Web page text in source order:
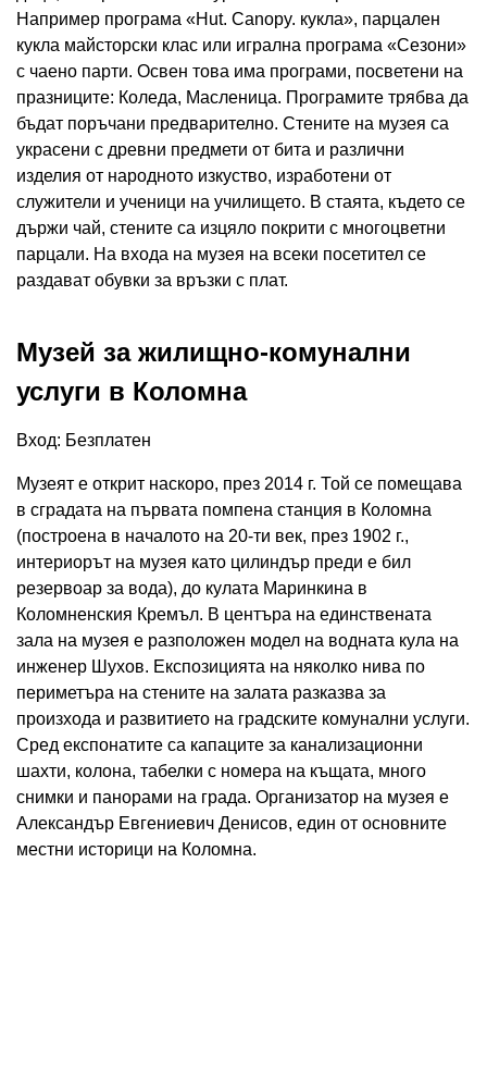
Например програма «Hut. Canopy. кукла», парцален
кукла майсторски клас или игрална програма «Сезони»
с чаено парти. Освен това има програми, посветени на
празниците: Коледа, Масленица. Програмите трябва да
бъдат поръчани предварително. Стените на музея са
украсени с древни предмети от бита и различни
изделия от народното изкуство, изработени от
служители и ученици на училището. В стаята, където се
държи чай, стените са изцяло покрити с многоцветни
парцали. На входа на музея на всеки посетител се
раздават обувки за връзки с плат.
Музей за жилищно-комунални
услуги в Коломна
Вход: Безплатен
Музеят е открит наскоро, през 2014 г. Той се помещава
в сградата на първата помпена станция в Коломна
(построена в началото на 20-ти век, през 1902 г.,
интериорът на музея като цилиндър преди е бил
резервоар за вода), до кулата Маринкина в
Коломненския Кремъл. В центъра на единствената
зала на музея е разположен модел на водната кула на
инженер Шухов. Експозицията на няколко нива по
периметъра на стените на залата разказва за
произхода и развитието на градските комунални услуги.
Сред експонатите са капаците за канализационни
шахти, колона, табелки с номера на къщата, много
снимки и панорами на града. Организатор на музея е
Александър Евгениевич Денисов, един от основните
местни историци на Коломна.